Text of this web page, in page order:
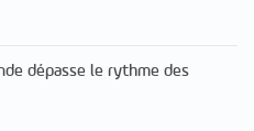
dépasse le rythme des